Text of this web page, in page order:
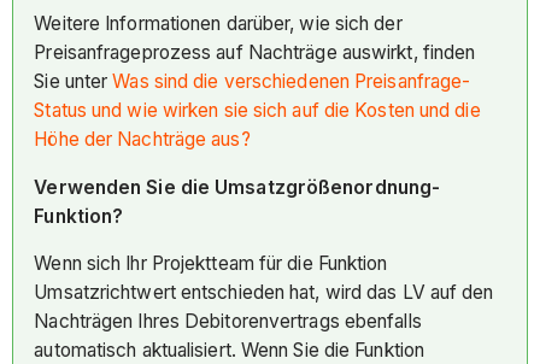
Weitere Informationen darüber, wie sich der
Preisanfrageprozess auf Nachträge auswirkt, finden
Sie unterWas sind die verschiedenen Preisanfrage-
Status und wie wirken sie sich auf die Kosten und die
Höhe der Nachträge aus?
Verwenden Sie die Umsatzgrößenordnung-
Funktion?
Wenn sich Ihr Projektteam für die Funktion
Umsatzrichtwert entschieden hat, wird das LV auf den
Nachträgen Ihres Debitorenvertrags ebenfalls
automatisch aktualisiert. Wenn Sie die Funktion